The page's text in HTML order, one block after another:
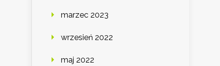
marzec 2023
wrzesień 2022
maj 2022